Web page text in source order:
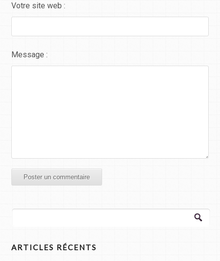
Votre site web :
Message :
Rechercher :
ARTICLES RÉCENTS